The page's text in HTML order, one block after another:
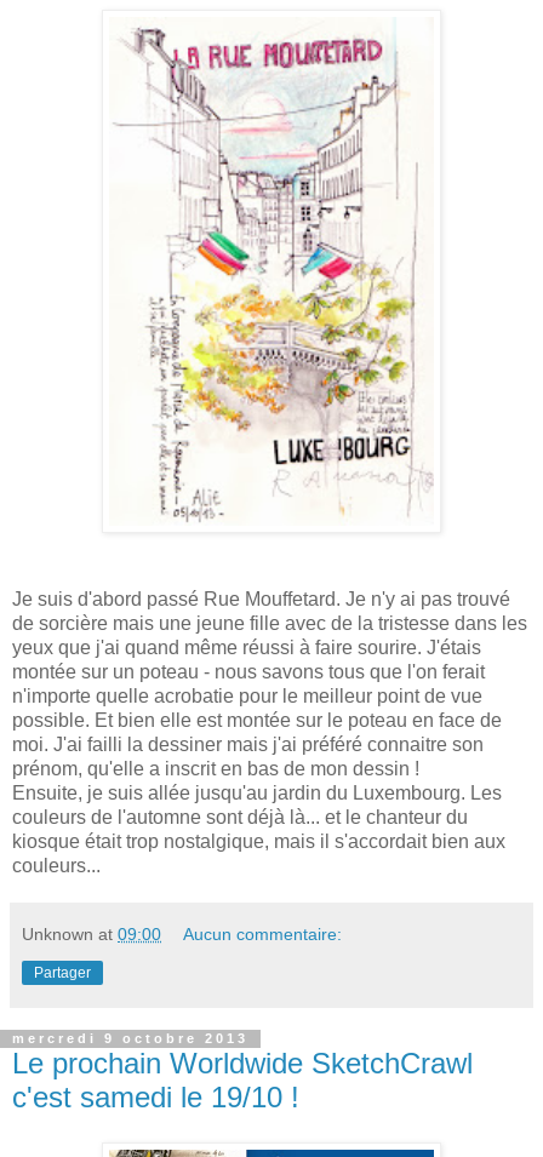
Je suis d'abord passé Rue Mouffetard. Je n'y ai pas trouvé
de sorcière mais une jeune fille avec de la tristesse dans les
yeux que j'ai quand même réussi à faire sourire. J'étais
montée sur un poteau - nous savons tous que l'on ferait
n'importe quelle acrobatie pour le meilleur point de vue
possible. Et bien elle est montée sur le poteau en face de
moi. J'ai failli la dessiner mais j'ai préféré connaitre son
prénom, qu'elle a inscrit en bas de mon dessin !
Ensuite, je suis allée jusqu'au jardin du Luxembourg. Les
couleurs de l'automne sont déjà là... et le chanteur du
kiosque était trop nostalgique, mais il s'accordait bien aux
couleurs...
Unknown at 09:00 Aucun commentaire:
Partager
mercredi 9 octobre 2013
Le prochain Worldwide SketchCrawl
c'est samedi le 19/10 !